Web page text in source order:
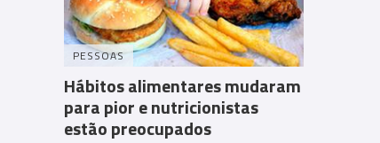
PESSOAS
Hábitos alimentares mudaram
para pior e nutricionistas
estão preocupados